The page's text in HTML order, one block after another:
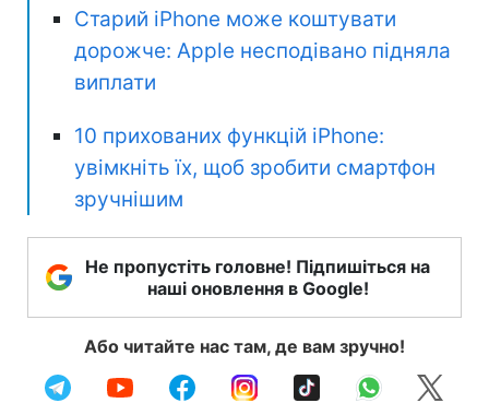
Старий iPhone може коштувати
дорожче: Apple несподівано підняла
виплати
10 прихованих функцій iPhone:
увімкніть їх, щоб зробити смартфон
зручнішим
Не пропустіть головне! Підпишіться на
наші оновлення в Google!
Або читайте нас там, де вам зручно!